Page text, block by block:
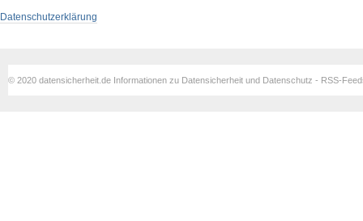
Datenschutzerklärung
© 2020 datensicherheit.de Informationen zu Datensicherheit und Datenschutz - RSS-